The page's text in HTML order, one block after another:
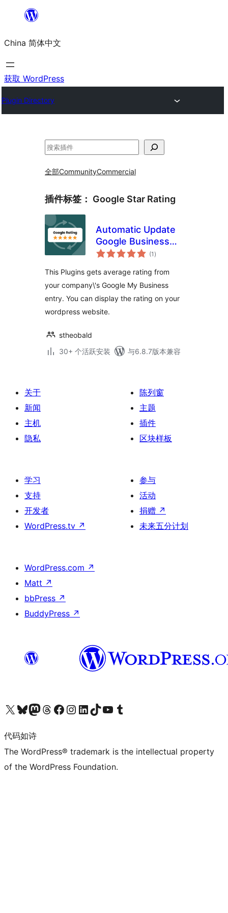
内
容
China 简体中文
获取 WordPress
Plugin Directory
搜
全部CommunityCommercial
插件标签： Google Star Rating
Automatic Update
Google Business
Profile Reviews
(1 总
评)
This Plugins gets average rating from
your company\'s Google My Business
entry. You can display the rating on your
wordpress website.
stheobald
30+ 个活跃安装
与6.8.7版本兼容
关于
新闻
主机
隐私
陈列窗
主题
插件
区块样板
学习
支持
开发者
WordPress.tv ↗
参与
活动
捐赠 ↗
未来五分计划
WordPress.com ↗
Matt ↗
bbPress ↗
BuddyPress ↗
关注我们的 X（原 Twitter）账号访问我们的 Bluesky 账号关注我们的 Mastodon 账号访问我们的 Threads 账号 访问我们的 Facebook 公共主页关注我们的 Instagram 账号 关注我们的 LinkedIn 主页访问我们的 TikTok 账号访问我们的 YouTube 频道 访问我们的 Tumblr 账号
代码如诗
The WordPress® trademark is the intellectual property
of the WordPress Foundation.